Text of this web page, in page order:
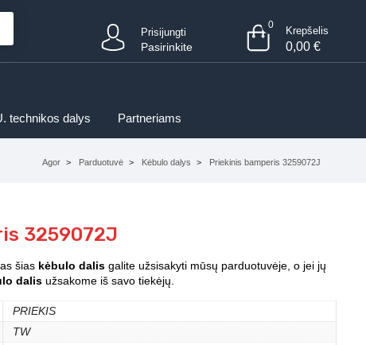
Prisijungti
Pasirinkite
0 Krepšelis
0,00 €
technikos dalys Partneriams
Agor Parduotuvė Kėbulo dalys Priekinis bamperis 3259072J
3259072J
šias kėbulo dalis galite užsisakyti mūsų parduotuvėje, o jei jų
dalis užsakome iš savo tiekėjų.
PRIEKIS
TW